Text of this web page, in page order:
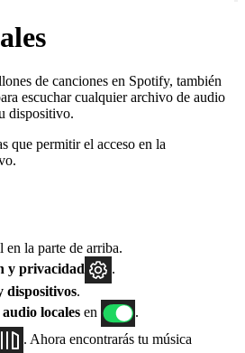
de canciones en Spotify, también
escuchar cualquier archivo de audio
dispositivo.
que permitir el acceso en la
la parte de arriba.
y privacidad
.
dispositivos.
locales en
.
. Ahora encontrarás tu música